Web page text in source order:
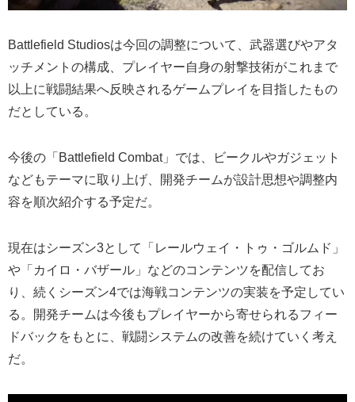
Battlefield Studiosは今回の調整について、武器選びやアタ
ッチメントの構成、プレイヤー自身の射撃技術がこれまで
以上に戦闘結果へ反映されるゲームプレイを目指したもの
だとしている。
今後の「Battlefield Combat」では、ビークルやガジェット
などもテーマに取り上げ、開発チームが設計思想や調整内
容を順次紹介する予定だ。
現在はシーズン3として「レールウェイ・トゥ・ゴルムド」
や「カイロ・バザール」などのコンテンツを配信してお
り、続くシーズン4では海戦コンテンツの実装を予定してい
る。開発チームは今後もプレイヤーから寄せられるフィー
ドバックをもとに、戦闘システムの改善を続けていく考え
だ。